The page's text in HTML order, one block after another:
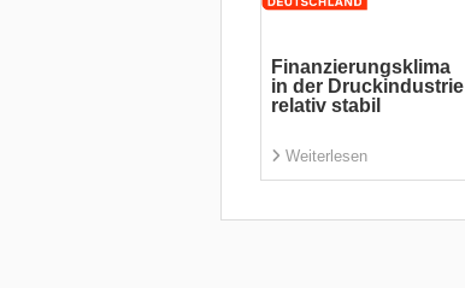
Finanzierungsklima
in der Druckindustrie
relativ stabil
Weiterlesen